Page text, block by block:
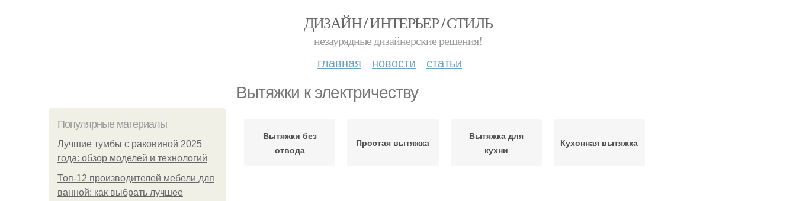
ДИЗАЙН / ИНТЕРЬЕР / СТИЛЬ
незаурядные дизайнерские решения!
главная новости статьи
Вытяжки к электричеству
Популярные материалы
Лучшие тумбы с раковиной 2025
года: обзор моделей и технологий
Топ-12 производителей мебели для
ванной: как выбрать лучшее
Вытяжки без
отвода
Простая вытяжка
Вытяжка для
кухни
Кухонная вытяжка